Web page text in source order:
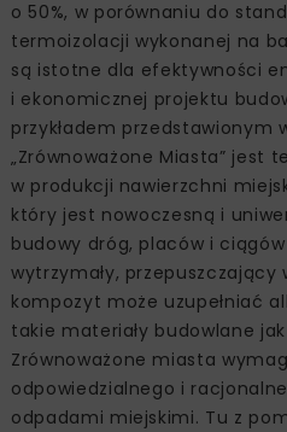
o 50%, w porównaniu do
termoizolacji wykonanej na
są istotne dla efektywności
i ekonomicznej projektu
przykładem przedstawionym
„Zrównoważone Miasta” jest
w produkcji nawierzchni
który jest nowoczesną i
budowy dróg, placów i
wytrzymały, przepuszczający
kompozyt może uzupełniać
takie materiały budowlane
Zrównoważone miasta
odpowiedzialnego i
odpadami miejskimi. Tu z